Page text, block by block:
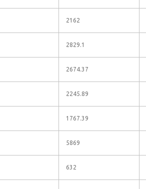
2162
2829.1
2674.37
2245.89
1767.39
5869
632